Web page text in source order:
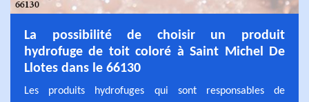
La possibilité de choisir un produit
hydrofuge de toit coloré à Saint Michel De
Llotes dans le 66130
Les produits hydrofuges qui sont responsables de